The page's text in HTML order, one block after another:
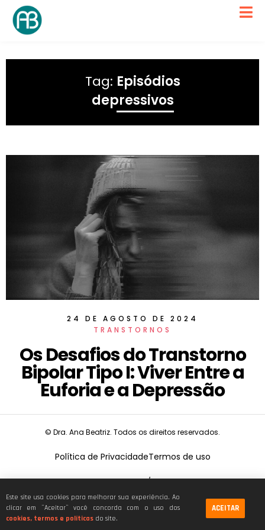
Tag: Episódios
depressivos
24 DE AGOSTO DE 2024
TRANSTORNOS
Os Desafios do Transtorno
Bipolar Tipo I: Viver Entre a
Euforia e a Depressão
© Dra. Ana Beatriz. Todos os direitos reservados.
Política de PrivacidadeTermos de uso
CNPJ:19.675.026/0001-68
Este site usa cookies para melhorar sua experiência. Ao
clicar em ¨Aceitar¨ você concorda com o uso dos
cookies, termos e políticas do site.
ACEITAR